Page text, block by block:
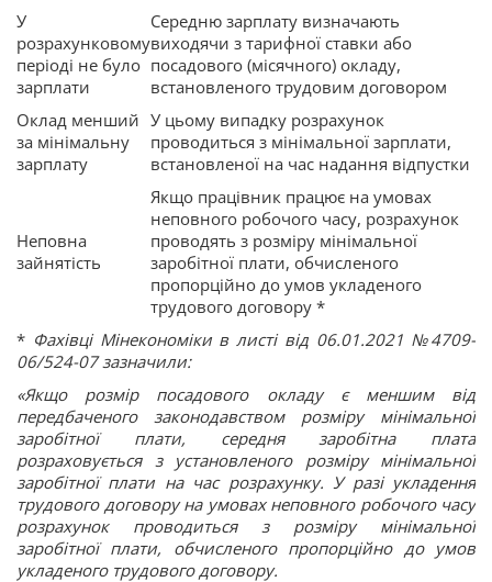
У
розрахунковому
періоді не було
зарплати
Середню зарплату визначають
виходячи з тарифної ставки або
посадового (місячного) окладу,
встановленого трудовим договором
Оклад менший
за мінімальну
зарплату
У цьому випадку розрахунок
проводиться з мінімальної зарплати,
встановленої на час надання відпустки
Неповна
зайнятість
Якщо працівник працює на умовах
неповного робочого часу, розрахунок
проводять з розміру мінімальної
заробітної плати, обчисленого
пропорційно до умов укладеного
трудового договору *
* Фахівці Мінекономіки в листі від 06.01.2021 №4709-
06/524-07 зазначили:
«Якщо розмір посадового окладу є меншим від
передбаченого законодавством розміру мінімальної
заробітної плати, середня заробітна плата
розраховується з установленого розміру мінімальної
заробітної плати на час розрахунку. У разі укладення
трудового договору на умовах неповного робочого часу
розрахунок проводиться з розміру мінімальної
заробітної плати, обчисленого пропорційно до умов
укладеного трудового договору.